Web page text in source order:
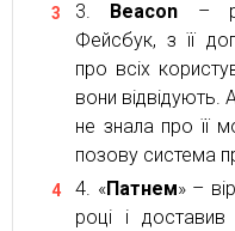
Beacon –
Фейсбук, з її
про всіх
вони
не знала про її
позову система
«Патнем» –
році і